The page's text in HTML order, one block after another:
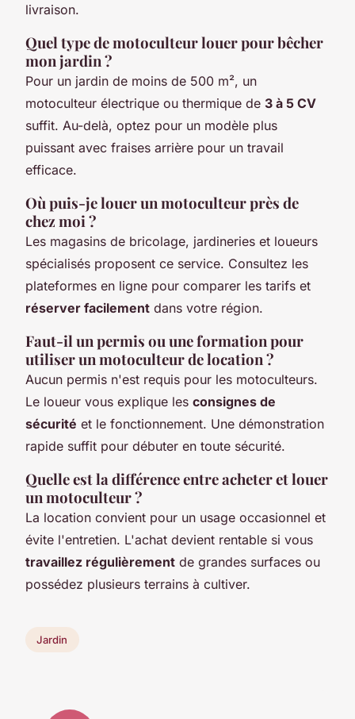
livraison.
Quel type de motoculteur louer pour bêcher
mon jardin ?
Pour un jardin de moins de 500 m², un
motoculteur électrique ou thermique de 3 à 5 CV
suffit. Au-delà, optez pour un modèle plus
puissant avec fraises arrière pour un travail
efficace.
Où puis-je louer un motoculteur près de
chez moi ?
Les magasins de bricolage, jardineries et loueurs
spécialisés proposent ce service. Consultez les
plateformes en ligne pour comparer les tarifs et
réserver facilement dans votre région.
Faut-il un permis ou une formation pour
utiliser un motoculteur de location ?
Aucun permis n'est requis pour les motoculteurs.
Le loueur vous explique les consignes de
sécurité et le fonctionnement. Une démonstration
rapide suffit pour débuter en toute sécurité.
Quelle est la différence entre acheter et louer
un motoculteur ?
La location convient pour un usage occasionnel et
évite l'entretien. L'achat devient rentable si vous
travaillez régulièrement de grandes surfaces ou
possédez plusieurs terrains à cultiver.
Jardin